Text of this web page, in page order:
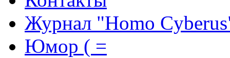
Журнал "Homo
Юмор ( =